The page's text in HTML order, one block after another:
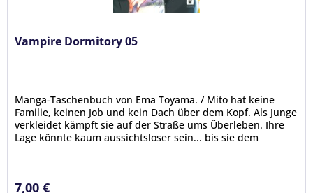
Vampire Dormitory 05
Manga-Taschenbuch von Ema Toyama. / Mito hat keine
Familie, keinen Job und kein Dach über dem Kopf. Als Junge
verkleidet kämpft sie auf der Straße ums Überleben. Ihre
Lage könnte kaum aussichtsloser sein... bis sie dem
7,00 €